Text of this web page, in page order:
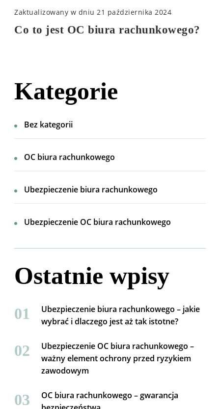
Zaktualizowany w dniu 21 października 2024
Co to jest OC biura rachunkowego?
Kategorie
Bez kategorii
OC biura rachunkowego
Ubezpieczenie biura rachunkowego
Ubezpieczenie OC biura rachunkowego
Ostatnie wpisy
Ubezpieczenie biura rachunkowego – jakie
wybrać i dlaczego jest aż tak istotne?
Ubezpieczenie OC biura rachunkowego –
ważny element ochrony przed ryzykiem
zawodowym
OC biura rachunkowego – gwarancja